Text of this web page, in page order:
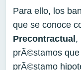
Para ello, los
que se conoce
Precontractual,
prÃ©stamos
prÃ©stamo